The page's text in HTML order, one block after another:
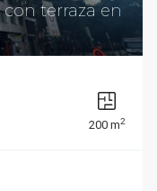
terraza en
200 m2